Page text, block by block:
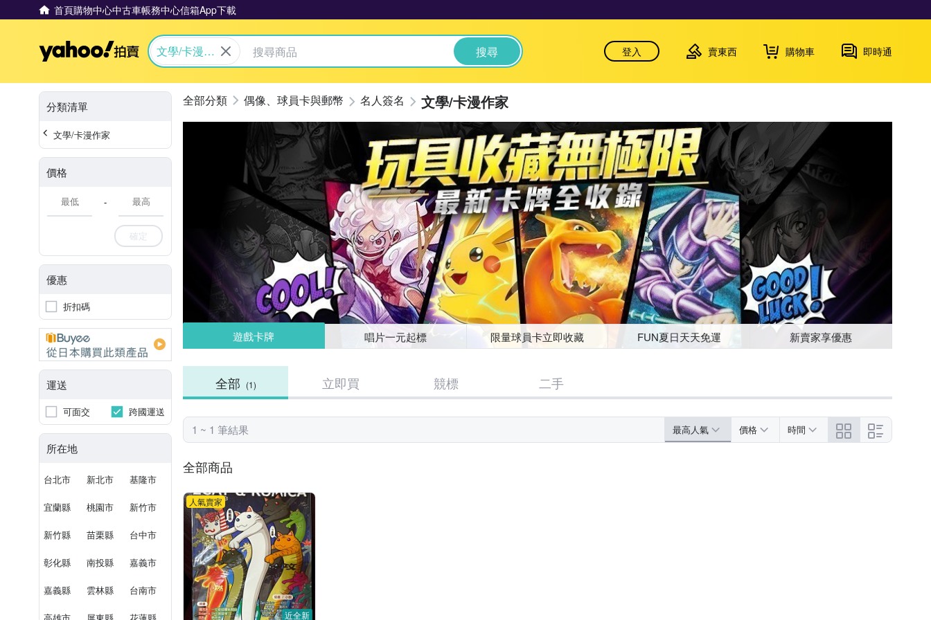
首頁購物中心中古車帳務中心信箱App下載
Yahoo拍賣
文學/卡漫作
搜尋 登入 賣東西 購物車 即時通
分類清單
文學/卡漫作家
價格
-
確定
優惠
折扣碼
運送
可面交 跨國運送
所在地
台北市 新北市 基隆市
宜蘭縣 桃園市 新竹市
新竹縣 苗栗縣 台中市
彰化縣 南投縣 嘉義市
嘉義縣 雲林縣 台南市
偶像、球員卡與郵幣 名人簽名 文學/卡漫作家
遊戲卡牌 唱片一元起標 限量球員卡立即收藏 FUN夏日天天免運 新賣家享優惠
全部 (1) 立即買 競標 二手
1 ~ 1 筆結果 最高人氣 價格 時間
全部商品
近全新
人氣賣家